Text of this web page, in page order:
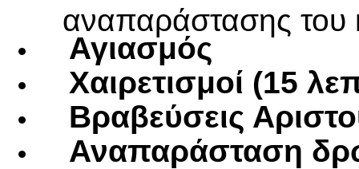
αναπαράστασης του
Αγιασμός
Χαιρετισμοί (15
Βραβεύσεις
Αναπαράσταση